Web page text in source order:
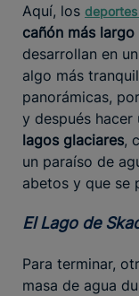
Aquí, los
cañón más
desarrollan en
algo más
panorámicas,
y después hacer
lagos glaciares,
un paraíso de
abetos y que se
El Lago de
Para terminar,
masa de agua